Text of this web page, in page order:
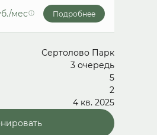
мес Подробнее
Сертолово Парк
3 очередь
5
2
4 кв. 2025